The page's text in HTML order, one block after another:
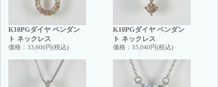
K10PGダイヤ ペンダン
ト ネックレス
価格： 33,600円(税込)
K10PGダイヤ ペンダン
ト ネックレス
価格： 35,040円(税込)